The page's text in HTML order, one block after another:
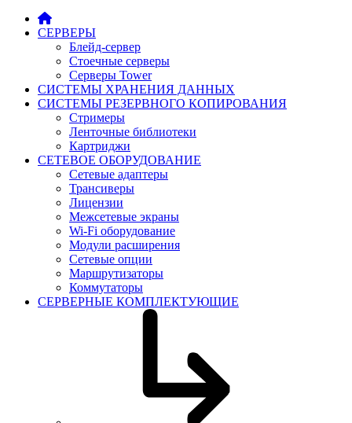
СЕРВЕРЫ
Блейд-сервер
Стоечные серверы
Серверы Tower
СИСТЕМЫ ХРАНЕНИЯ ДАННЫХ
СИСТЕМЫ РЕЗЕРВНОГО КОПИРОВАНИЯ
Стримеры
Ленточные библиотеки
Картриджи
СЕТЕВОЕ ОБОРУДОВАНИЕ
Сетевые адаптеры
Трансиверы
Лицензии
Межсетевые экраны
Wi-Fi оборудование
Модули расширения
Сетевые опции
Маршрутизаторы
Коммутаторы
СЕРВЕРНЫЕ КОМПЛЕКТУЮЩИЕ